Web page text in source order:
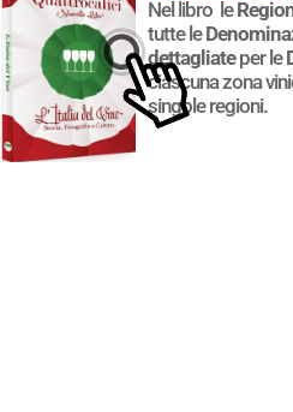
classements, oltre a
una sintesi chiara
delle principali
caratteristiche
Nel libro le
tutte le
dettagliateper le
ciascuna zona
singole regioni.